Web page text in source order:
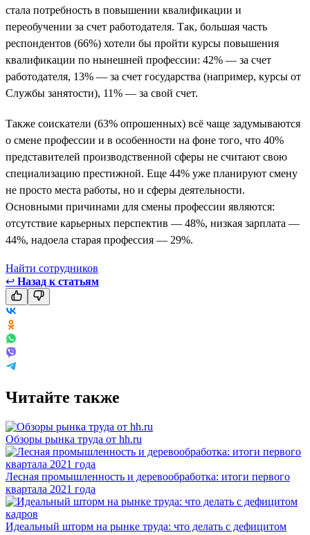
стала потребность в повышении квалификации и
переобучении за счет работодателя. Так, большая часть
респондентов (66%) хотели бы пройти курсы повышения
квалификации по нынешней профессии: 42% — за счет
работодателя, 13% — за счет государства (например, курсы от
Службы занятости), 11% — за свой счет.
Также соискатели (63% опрошенных) всё чаще задумываются
о смене профессии и в особенности на фоне того, что 40%
представителей производственной сферы не считают свою
специализацию престижной. Еще 44% уже планируют смену
не просто места работы, но и сферы деятельности.
Основными причинами для смены профессии являются:
отсутствие карьерных перспектив — 48%, низкая зарплата —
44%, надоела старая профессия — 29%.
Найти сотрудников
↩ Назад к статьям
Читайте также
Обзоры рынка труда от hh.ru
Лесная промышленность и деревообработка: итоги первого
квартала 2021 года
Идеальный шторм на рынке труда: что делать с дефицитом